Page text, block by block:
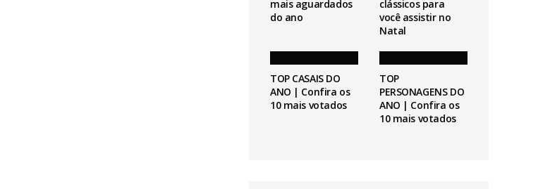
mais aguardados
do ano
clássicos para
você assistir no
Natal
TOP CASAIS DO
ANO | Confira os
10 mais votados
TOP
PERSONAGENS DO
ANO | Confira os
10 mais votados